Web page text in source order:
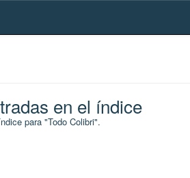
en el índice
para "Todo Colibri".